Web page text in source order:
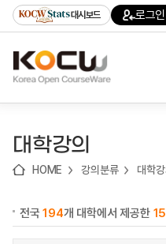
기
기
기
content)
가
대시보드 로그인
대학강의
HOME 강의분류 대학강
전국194개 대학에서 제공한